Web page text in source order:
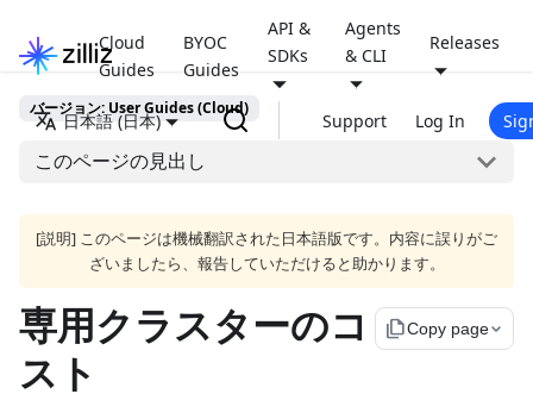
Cloud
Guides
BYOC
Guides
API &
SDKs
Agents
& CLI
Releases
日本語 (日本) Support Log In
バージョン: User Guides (Cloud)
このページの見出し
[説明] このページは機械翻訳された日本語版です。内容に誤りがご
ざいましたら、報告していただけると助かります。
専用クラスターのコ
スト
file_copyCopy page